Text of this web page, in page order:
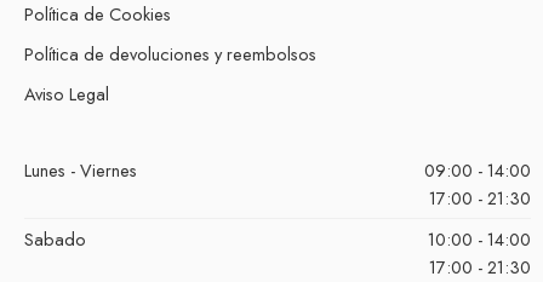
Política de Cookies
Política de devoluciones y reembolsos
Aviso Legal
Lunes - Viernes
09:00 - 14:00
17:00 - 21:30
Sabado
10:00 - 14:00
17:00 - 21:30